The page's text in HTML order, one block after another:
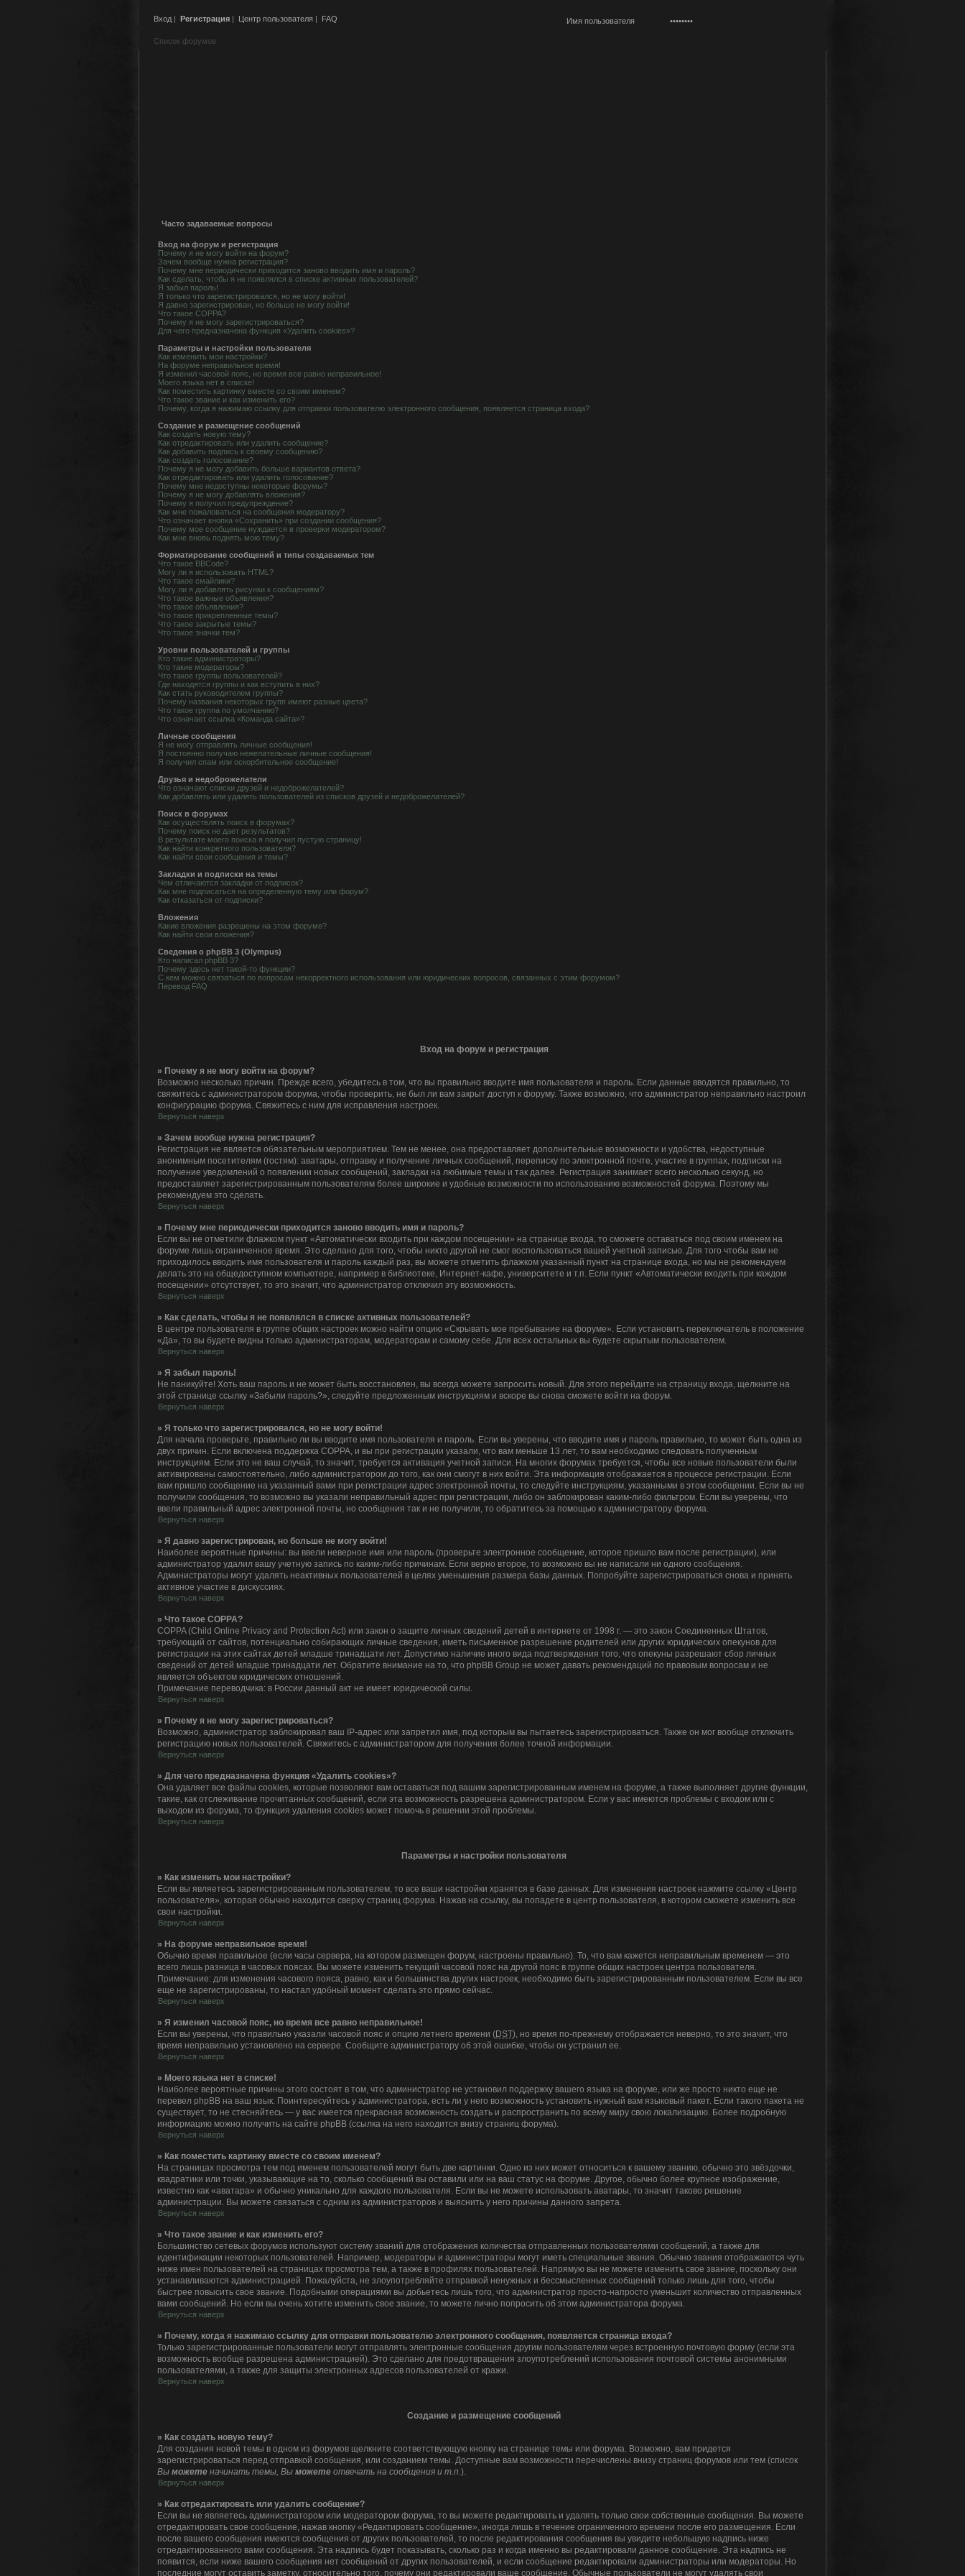
Вход | Регистрация | Центр пользователя | FAQ
Список форумов
Часто задаваемые вопросы
Вход на форум и регистрация
Почему я не могу войти на форум?
Зачем вообще нужна регистрация?
Почему мне периодически приходится заново вводить имя и пароль?
Как сделать, чтобы я не появлялся в списке активных пользователей?
Я забыл пароль!
Я только что зарегистрировался, но не могу войти!
Я давно зарегистрирован, но больше не могу войти!
Что такое COPPA?
Почему я не могу зарегистрироваться?
Для чего предназначена функция «Удалить cookies»?
Параметры и настройки пользователя
Как изменить мои настройки?
На форуме неправильное время!
Я изменил часовой пояс, но время все равно неправильное!
Моего языка нет в списке!
Как поместить картинку вместе со своим именем?
Что такое звание и как изменить его?
Почему, когда я нажимаю ссылку для отправки пользователю электронного сообщения, появляется страница входа?
Создание и размещение сообщений
Как создать новую тему?
Как отредактировать или удалить сообщение?
Как добавить подпись к своему сообщению?
Как создать голосование?
Почему я не могу добавить больше вариантов ответа?
Как отредактировать или удалить голосование?
Почему мне недоступны некоторые форумы?
Почему я не могу добавлять вложения?
Почему я получил предупреждение?
Как мне пожаловаться на сообщения модератору?
Что означает кнопка «Сохранить» при создании сообщения?
Почему мое сообщение нуждается в проверки модератором?
Как мне вновь поднять мою тему?
Форматирование сообщений и типы создаваемых тем
Что такое BBCode?
Могу ли я использовать HTML?
Что такое смайлики?
Могу ли я добавлять рисунки к сообщениям?
Что такое важные объявления?
Что такое объявления?
Что такое прикрепленные темы?
Что такое закрытые темы?
Что такое значки тем?
Уровни пользователей и группы
Кто такие администраторы?
Кто такие модераторы?
Что такое группы пользователей?
Где находятся группы и как вступить в них?
Как стать руководителем группы?
Почему названия некоторых групп имеют разные цвета?
Что такое группа по умолчанию?
Что означает ссылка «Команда сайта»?
Личные сообщения
Я не могу отправлять личные сообщения!
Я постоянно получаю нежелательные личные сообщения!
Я получил спам или оскорбительное сообщение!
Друзья и недоброжелатели
Что означают списки друзей и недоброжелателей?
Как добавлять или удалять пользователей из списков друзей и недоброжелателей?
Поиск в форумах
Как осуществлять поиск в форумах?
Почему поиск не дает результатов?
В результате моего поиска я получил пустую страницу!
Как найти конкретного пользователя?
Как найти свои сообщения и темы?
Закладки и подписки на темы
Чем отличаются закладки от подписок?
Как мне подписаться на определенную тему или форум?
Как отказаться от подписки?
Вложения
Какие вложения разрешены на этом форуме?
Как найти свои вложения?
Сведения о phpBB 3 (Olympus)
Кто написал phpBB 3?
Почему здесь нет такой-то функции?
С кем можно связаться по вопросам некорректного использования или юридических вопросов, связанных с этим форумом?
Перевод FAQ
Вход на форум и регистрация
» Почему я не могу войти на форум?
Возможно несколько причин. Прежде всего, убедитесь в том, что вы правильно вводите имя пользователя и пароль. Если данные вводятся правильно, то
свяжитесь с администратором форума, чтобы проверить, не был ли вам закрыт доступ к форуму. Также возможно, что администратор неправильно настроил
конфигурацию форума. Свяжитесь с ним для исправления настроек.
Вернуться наверх
» Зачем вообще нужна регистрация?
Регистрация не является обязательным мероприятием. Тем не менее, она предоставляет дополнительные возможности и удобства, недоступные
анонимным посетителям (гостям): аватары, отправку и получение личных сообщений, переписку по электронной почте, участие в группах, подписки на
получение уведомлений о появлении новых сообщений, закладки на любимые темы и так далее. Регистрация занимает всего несколько секунд, но
предоставляет зарегистрированным пользователям более широкие и удобные возможности по использованию возможностей форума. Поэтому мы
рекомендуем это сделать.
Вернуться наверх
» Почему мне периодически приходится заново вводить имя и пароль?
Если вы не отметили флажком пункт «Автоматически входить при каждом посещении» на странице входа, то сможете оставаться под своим именем на
форуме лишь ограниченное время. Это сделано для того, чтобы никто другой не смог воспользоваться вашей учетной записью. Для того чтобы вам не
приходилось вводить имя пользователя и пароль каждый раз, вы можете отметить флажком указанный пункт на странице входа, но мы не рекомендуем
делать это на общедоступном компьютере, например в библиотеке, Интернет-кафе, университете и т.п. Если пункт «Автоматически входить при каждом
посещении» отсутствует, то это значит, что администратор отключил эту возможность.
Вернуться наверх
» Как сделать, чтобы я не появлялся в списке активных пользователей?
В центре пользователя в группе общих настроек можно найти опцию «Скрывать мое пребывание на форуме». Если установить переключатель в положение
«Да», то вы будете видны только администраторам, модераторам и самому себе. Для всех остальных вы будете скрытым пользователем.
Вернуться наверх
» Я забыл пароль!
Не паникуйте! Хоть ваш пароль и не может быть восстановлен, вы всегда можете запросить новый. Для этого перейдите на страницу входа, щелкните на
этой странице ссылку «Забыли пароль?», следуйте предложенным инструкциям и вскоре вы снова сможете войти на форум.
Вернуться наверх
» Я только что зарегистрировался, но не могу войти!
Для начала проверьте, правильно ли вы вводите имя пользователя и пароль. Если вы уверены, что вводите имя и пароль правильно, то может быть одна из
двух причин. Если включена поддержка COPPA, и вы при регистрации указали, что вам меньше 13 лет, то вам необходимо следовать полученным
инструкциям. Если это не ваш случай, то значит, требуется активация учетной записи. На многих форумах требуется, чтобы все новые пользователи были
активированы самостоятельно, либо администратором до того, как они смогут в них войти. Эта информация отображается в процессе регистрации. Если
вам пришло сообщение на указанный вами при регистрации адрес электронной почты, то следуйте инструкциям, указанными в этом сообщении. Если вы не
получили сообщения, то возможно вы указали неправильный адрес при регистрации, либо он заблокирован каким-либо фильтром. Если вы уверены, что
ввели правильный адрес электронной почты, но сообщения так и не получили, то обратитесь за помощью к администратору форума.
Вернуться наверх
» Я давно зарегистрирован, но больше не могу войти!
Наиболее вероятные причины: вы ввели неверное имя или пароль (проверьте электронное сообщение, которое пришло вам после регистрации), или
администратор удалил вашу учетную запись по каким-либо причинам. Если верно второе, то возможно вы не написали ни одного сообщения.
Администраторы могут удалять неактивных пользователей в целях уменьшения размера базы данных. Попробуйте зарегистрироваться снова и принять
активное участие в дискуссиях.
Вернуться наверх
» Что такое COPPA?
COPPA (Child Online Privacy and Protection Act) или закон о защите личных сведений детей в интернете от 1998 г. — это закон Соединенных Штатов,
требующий от сайтов, потенциально собирающих личные сведения, иметь письменное разрешение родителей или других юридических опекунов для
регистрации на этих сайтах детей младше тринадцати лет. Допустимо наличие иного вида подтверждения того, что опекуны разрешают сбор личных
сведений от детей младше тринадцати лет. Обратите внимание на то, что phpBB Group не может давать рекомендаций по правовым вопросам и не
является объектом юридических отношений.
Примечание переводчика: в России данный акт не имеет юридической силы.
Вернуться наверх
» Почему я не могу зарегистрироваться?
Возможно, администратор заблокировал ваш IP-адрес или запретил имя, под которым вы пытаетесь зарегистрироваться. Также он мог вообще отключить
регистрацию новых пользователей. Свяжитесь с администратором для получения более точной информации.
Вернуться наверх
» Для чего предназначена функция «Удалить cookies»?
Она удаляет все файлы cookies, которые позволяют вам оставаться под вашим зарегистрированным именем на форуме, а также выполняет другие функции,
такие, как отслеживание прочитанных сообщений, если эта возможность разрешена администратором. Если у вас имеются проблемы с входом или с
выходом из форума, то функция удаления cookies может помочь в решении этой проблемы.
Вернуться наверх
Параметры и настройки пользователя
» Как изменить мои настройки?
Если вы являетесь зарегистрированным пользователем, то все ваши настройки хранятся в базе данных. Для изменения настроек нажмите ссылку «Центр
пользователя», которая обычно находится сверху страниц форума. Нажав на ссылку, вы попадете в центр пользователя, в котором сможете изменить все
свои настройки.
Вернуться наверх
» На форуме неправильное время!
Обычно время правильное (если часы сервера, на котором размещен форум, настроены правильно). То, что вам кажется неправильным временем — это
всего лишь разница в часовых поясах. Вы можете изменить текущий часовой пояс на другой пояс в группе общих настроек центра пользователя.
Примечание: для изменения часового пояса, равно, как и большинства других настроек, необходимо быть зарегистрированным пользователем. Если вы все
еще не зарегистрированы, то настал удобный момент сделать это прямо сейчас.
Вернуться наверх
» Я изменил часовой пояс, но время все равно неправильное!
Если вы уверены, что правильно указали часовой пояс и опцию летнего времени (DST), но время по-прежнему отображается неверно, то это значит, что
время неправильно установлено на сервере. Сообщите администратору об этой ошибке, чтобы он устранил ее.
Вернуться наверх
» Моего языка нет в списке!
Наиболее вероятные причины этого состоят в том, что администратор не установил поддержку вашего языка на форуме, или же просто никто еще не
перевел phpBB на ваш язык. Поинтересуйтесь у администратора, есть ли у него возможность установить нужный вам языковый пакет. Если такого пакета не
существует, то не стесняйтесь — у вас имеется прекрасная возможность создать и распространить по всему миру свою локализацию. Более подробную
информацию можно получить на сайте phpBB (ссылка на него находится внизу страниц форума).
Вернуться наверх
» Как поместить картинку вместе со своим именем?
На страницах просмотра тем под именем пользователей могут быть две картинки. Одно из них может относиться к вашему званию, обычно это звёздочки,
квадратики или точки, указывающие на то, сколько сообщений вы оставили или на ваш статус на форуме. Другое, обычно более крупное изображение,
известно как «аватара» и обычно уникально для каждого пользователя. Если вы не можете использовать аватары, то значит таково решение
администрации. Вы можете связаться с одним из администраторов и выяснить у него причины данного запрета.
Вернуться наверх
» Что такое звание и как изменить его?
Большинство сетевых форумов используют систему званий для отображения количества отправленных пользователями сообщений, а также для
идентификации некоторых пользователей. Например, модераторы и администраторы могут иметь специальные звания. Обычно звания отображаются чуть
ниже имен пользователей на страницах просмотра тем, а также в профилях пользователей. Напрямую вы не можете изменить свое звание, поскольку они
устанавливаются администрацией. Пожалуйста, не злоупотребляйте отправкой ненужных и бессмысленных сообщений только лишь для того, чтобы
быстрее повысить свое звание. Подобными операциями вы добьетесь лишь того, что администратор просто-напросто уменьшит количество отправленных
вами сообщений. Но если вы очень хотите изменить свое звание, то можете лично попросить об этом администратора форума.
Вернуться наверх
» Почему, когда я нажимаю ссылку для отправки пользователю электронного сообщения, появляется страница входа?
Только зарегистрированные пользователи могут отправлять электронные сообщения другим пользователям через встроенную почтовую форму (если эта
возможность вообще разрешена администрацией). Это сделано для предотвращения злоупотреблений использования почтовой системы анонимными
пользователями, а также для защиты электронных адресов пользователей от кражи.
Вернуться наверх
Создание и размещение сообщений
» Как создать новую тему?
Для создания новой темы в одном из форумов щелкните соответствующую кнопку на странице темы или форума. Возможно, вам придется
зарегистрироваться перед отправкой сообщения, или созданием темы. Доступные вам возможности перечислены внизу страниц форумов или тем (список
Вы можете начинать темы, Вы можете отвечать на сообщения и т.п.).
Вернуться наверх
» Как отредактировать или удалить сообщение?
Если вы не являетесь администратором или модератором форума, то вы можете редактировать и удалять только свои собственные сообщения. Вы можете
отредактировать свое сообщение, нажав кнопку «Редактировать сообщение», иногда лишь в течение ограниченного времени после его размещения. Если
после вашего сообщения имеются сообщения от других пользователей, то после редактирования сообщения вы увидите небольшую надпись ниже
отредактированного вами сообщения. Эта надпись будет показывать, сколько раз и когда именно вы редактировали данное сообщение. Эта надпись не
появится, если ниже вашего сообщения нет сообщений от других пользователей, и если сообщение редактировали администраторы или модераторы. Но
последние могут оставить заметку, относительно того, почему они редактировали ваше сообщение. Обычные пользователи не могут удалять свои